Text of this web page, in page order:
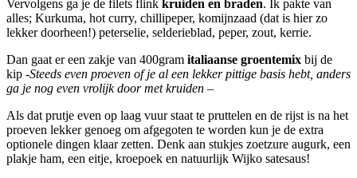
Vervolgens ga je de filets flink kruiden en braden. Ik pakte van
alles; Kurkuma, hot curry, chillipeper, komijnzaad (dat is hier zo
lekker doorheen!) peterselie, selderieblad, peper, zout, kerrie.
Dan gaat er een zakje van 400gram italiaanse groentemix bij de
kip -Steeds even proeven of je al een lekker pittige basis hebt, anders
ga je nog even vrolijk door met kruiden –
Als dat prutje even op laag vuur staat te pruttelen en de rijst is na het
proeven lekker genoeg om afgegoten te worden kun je de extra
optionele dingen klaar zetten. Denk aan stukjes zoetzure augurk, een
plakje ham, een eitje, kroepoek en natuurlijk Wijko satesaus!